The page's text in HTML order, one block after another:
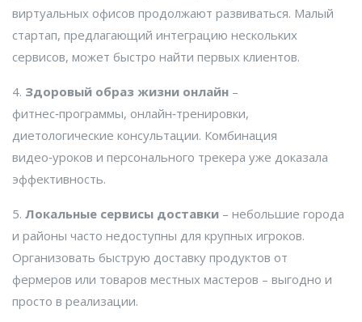
виртуальных офисов продолжают развиваться. Малый
стартап, предлагающий интеграцию нескольких
сервисов, может быстро найти первых клиентов.
4. Здоровый образ жизни онлайн –
фитнес‑программы, онлайн‑тренировки,
диетологические консультации. Комбинация
видео‑уроков и персонального трекера уже доказала
эффективность.
5. Локальные сервисы доставки – небольшие города
и районы часто недоступны для крупных игроков.
Организовать быструю доставку продуктов от
фермеров или товаров местных мастеров – выгодно и
просто в реализации.